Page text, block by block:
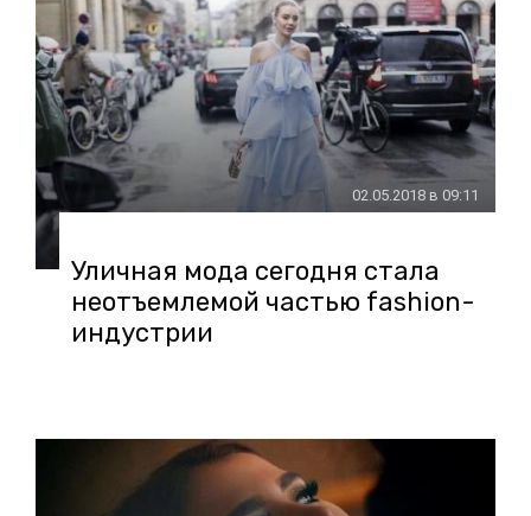
02.05.2018 в 09:11
Уличная мода сегодня стала
неотъемлемой частью fashion-
индустрии